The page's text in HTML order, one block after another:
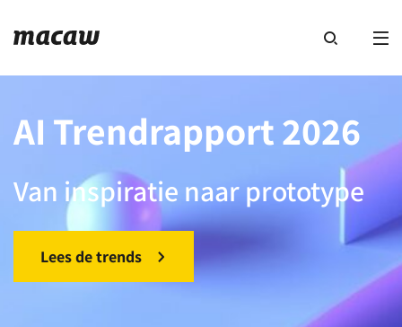
AI Trendrapport 2026
Van inspiratie naar prototype
Lees de trends